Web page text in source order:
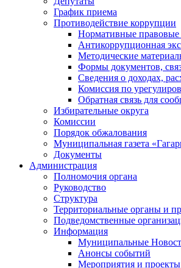
График приема
Противодействие коррупции
Нормативные правовые
Антикоррупционная
Методические
Формы документов,
Сведения о доходах,
Комиссия по
Обратная связь для
Избирательные округа
Комиссии
Порядок обжалования
Муниципальная газета
Документы
Администрация
Полномочия органа
Руководство
Структура
Территориальные органы и
Подведомственные
Информация
Муниципальные
Анонсы событий
Мероприятия и проекты